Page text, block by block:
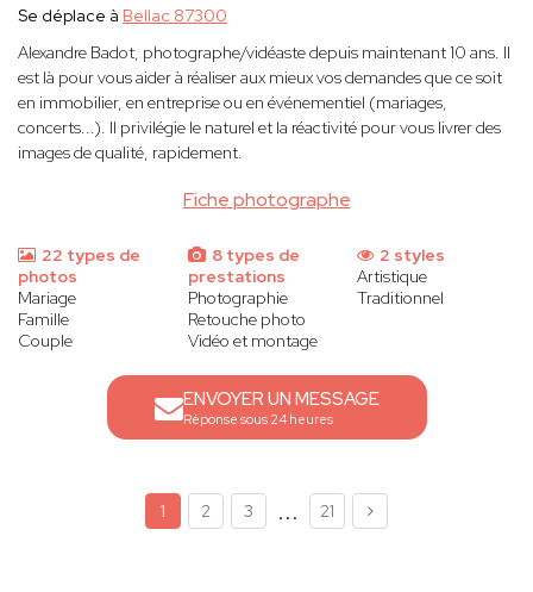
Fiche photographe
Se déplace à Bellac 87300
Alexandre Badot, photographe/vidéaste depuis maintenant 10 ans. Il
est là pour vous aider à réaliser aux mieux vos demandes que ce soit
en immobilier, en entreprise ou en événementiel (mariages,
concerts...). Il privilégie le naturel et la réactivité pour vous livrer des
images de qualité, rapidement.
22 types de
photos
Mariage
Famille
Couple
8 types de
prestations
Photographie
Retouche photo
Vidéo et montage
2 styles
Artistique
Traditionnel
ENVOYER UN MESSAGE
Réponse sous 24 heures
1 2 3 ... 21